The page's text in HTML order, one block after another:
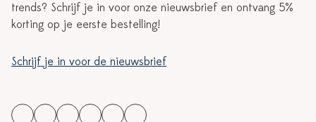
trends? Schrijf je in voor onze nieuwsbrief en ontvang 5%
korting op je eerste bestelling!
Schrijf je in voor de nieuwsbrief